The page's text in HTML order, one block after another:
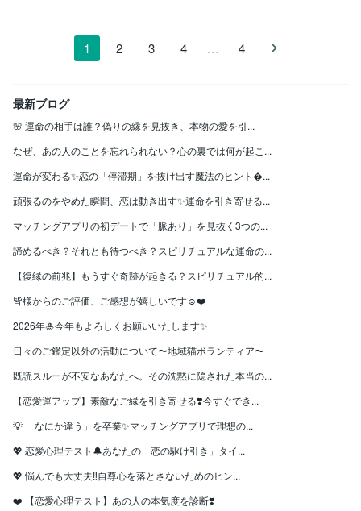
1 2 3 4 … 4
最新ブログ
🌸 運命の相手は誰？偽りの縁を見抜き、本物の愛を引...
なぜ、あの人のことを忘れられない？心の裏では何が起こ...
運命が変わる✨恋の「停滞期」を抜け出す魔法のヒント...
頑張るのをやめた瞬間、恋は動き出す✨運命を引き寄せる...
マッチングアプリの初デートで「脈あり」を見抜く3つの...
諦めるべき？それとも待つべき？スピリチュアルな運命の...
【復縁の前兆】もうすぐ奇跡が起きる？スピリチュアル的...
皆様からのご評価、ご感想が嬉しいです☺️❤️
2026年🎍今年もよろしくお願いいたします✨
日々のご鑑定以外の活動について〜地域猫ボランティア〜
既読スルーが不安なあなたへ。その沈黙に隠された本当の...
【恋愛運アップ】素敵なご縁を引き寄せる❣️今すぐでき...
💡 「なにか違う」を卒業✨マッチングアプリで理想の...
💖 恋愛心理テスト🔔あなたの「恋の駆け引き」タイ...
💖 悩んでも大丈夫‼️自尊心を落とさないためのヒン...
❤️ 【恋愛心理テスト】あの人の本気度を診断❣️